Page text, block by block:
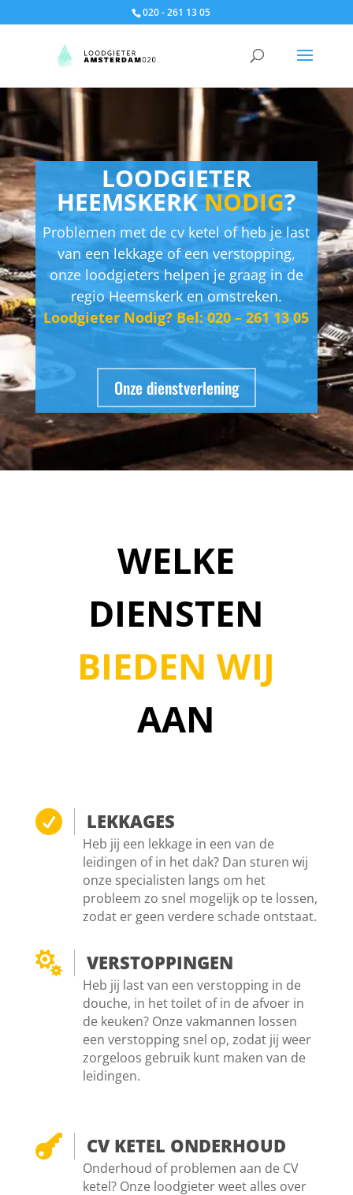
020 - 261 13 05
LOODGIETER
HEEMSKERKNODIG?
Problemen met de cv ketel of heb je last
van een lekkage of een verstopping,
onze loodgieters helpen je graag in de
regio Heemskerk en omstreken.
Loodgieter Nodig? Bel: 020 – 261 13 05
Onze dienstverlening
WELKE
DIENSTEN
BIEDEN WIJ
AAN
 LEKKAGES
Heb jij een lekkage in een van de
leidingen of in het dak? Dan sturen wij
onze specialisten langs om het
probleem zo snel mogelijk op te lossen,
zodat er geen verdere schade ontstaat.
 VERSTOPPINGEN
Heb jij last van een verstopping in de
douche, in het toilet of in de afvoer in
de keuken? Onze vakmannen lossen
een verstopping snel op, zodat jij weer
zorgeloos gebruik kunt maken van de
leidingen.
 CV KETEL ONDERHOUD
Onderhoud of problemen aan de CV
ketel? Onze loodgieter weet alles over